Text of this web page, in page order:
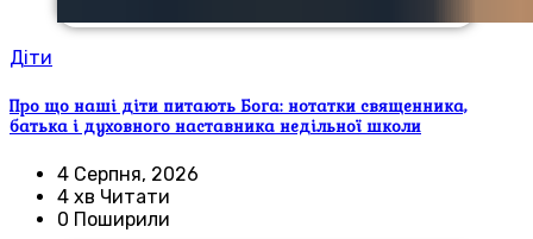
Діти
Про що наші діти питають Бога: нотатки священника,
батька і духовного наставника недільної школи
4 Серпня, 2026
4 хв Читати
0 Поширили